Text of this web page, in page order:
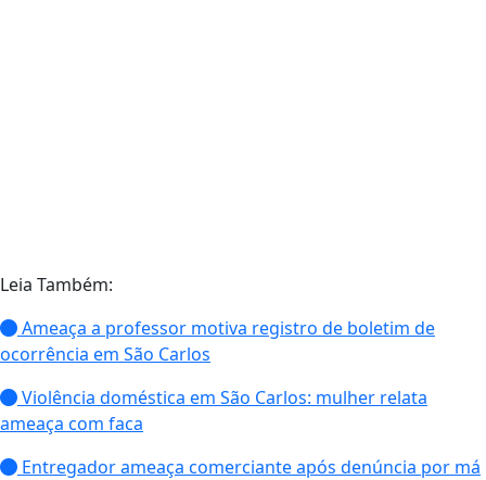
Leia Também:
Ameaça a professor motiva registro de boletim de
ocorrência em São Carlos
Violência doméstica em São Carlos: mulher relata
ameaça com faca
Entregador ameaça comerciante após denúncia por má